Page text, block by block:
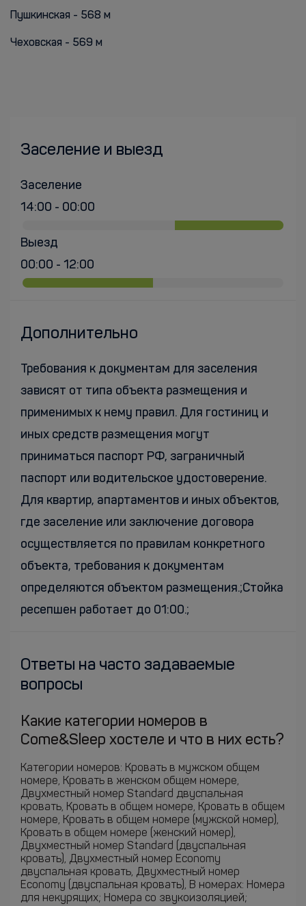
Пушкинская - 568 м
Чеховская - 569 м
Заселение и выезд
Заселение
14:00 - 00:00
Выезд
00:00 - 12:00
Дополнительно
Требования к документам для заселения
зависят от типа объекта размещения и
применимых к нему правил. Для гостиниц и
иных средств размещения могут
приниматься паспорт РФ, заграничный
паспорт или водительское удостоверение.
Для квартир, апартаментов и иных объектов,
где заселение или заключение договора
осуществляется по правилам конкретного
объекта, требования к документам
определяются объектом размещения.;Стойка
ресепшен работает до 01:00.;
Ответы на часто задаваемые
вопросы
Какие категории номеров в
Come&Sleep хостеле и что в них есть?
Категории номеров: Кровать в мужском общем
номере, Кровать в женском общем номере,
Двухместный номер Standard двуспальная
кровать, Кровать в общем номере, Кровать в общем
номере, Кровать в общем номере (мужской номер),
Кровать в общем номере (женский номер),
Двухместный номер Standard (двуспальная
кровать), Двухместный номер Economy
двуспальная кровать, Двухместный номер
Economy (двуспальная кровать), В номерах: Номера
для некурящих; Номера со звукоизоляцией;